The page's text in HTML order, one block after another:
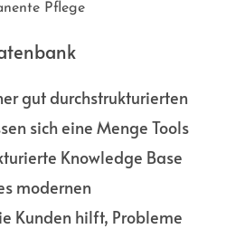
Pflege
gut durch­struk­turierten
sich eine Menge Tools
Knowledge Base
modernen
Kunden hilft, Probleme